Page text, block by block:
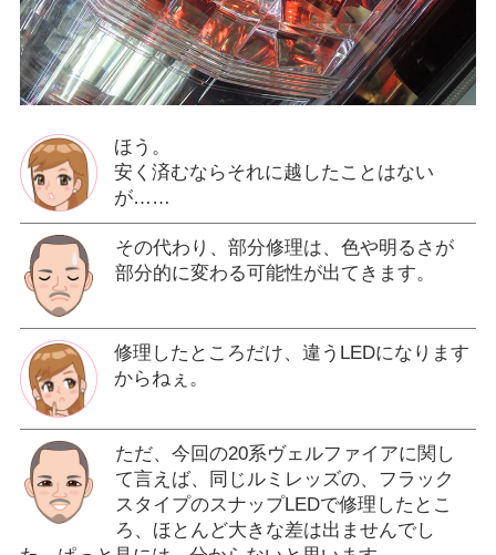
ほう。
安く済むならそれに越したことはない
が……
その代わり、部分修理は、色や明るさが
部分的に変わる可能性が出てきます。
修理したところだけ、違うLEDになります
からねぇ。
ただ、今回の20系ヴェルファイアに関し
て言えば、同じルミレッズの、フラック
スタイプのスナップLEDで修理したとこ
ろ、ほとんど大きな差は出ませんでし